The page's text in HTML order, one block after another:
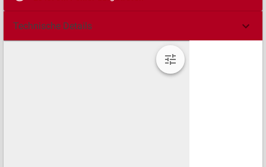
Technische Details